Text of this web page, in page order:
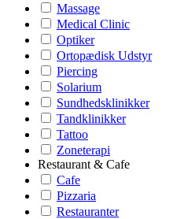
Massage
Medical Clinic
Optiker
Ortopædisk Udstyr
Piercing
Solarium
Sundhedsklinikker
Tandklinikker
Tattoo
Zoneterapi
Restaurant & Cafe
Cafe
Pizzaria
Restauranter